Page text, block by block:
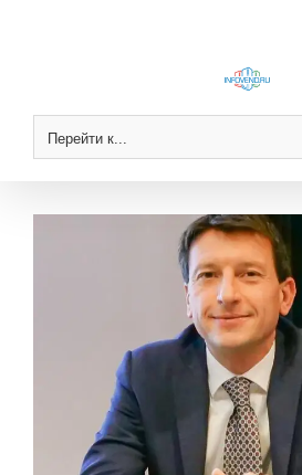
Перейти к...